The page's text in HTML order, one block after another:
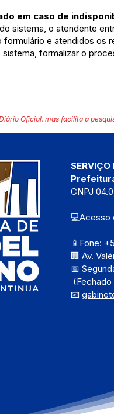
em caso de
sistema, o atendente
e atendidos os
formalizar o
Oficial, mas facilita a
SERVIÇO
CNPJ
💻Acesso
📱Fone:
🏢 Av.
📅
📧